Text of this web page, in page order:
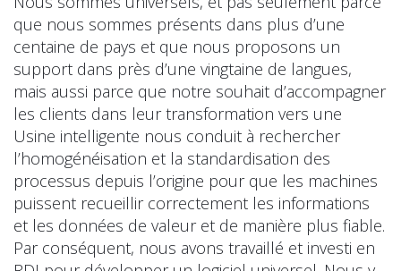
que nous sommes présents dans plus d’une
centaine de pays et que nous proposons un
support dans près d’une vingtaine de langues,
mais aussi parce que notre souhait d’accompagner
les clients dans leur transformation vers une
Usine intelligente nous conduit à rechercher
l’homogénéisation et la standardisation des
processus depuis l’origine pour que les machines
puissent recueillir correctement les informations
et les données de valeur et de manière plus fiable.
Par conséquent, nous avons travaillé et investi en